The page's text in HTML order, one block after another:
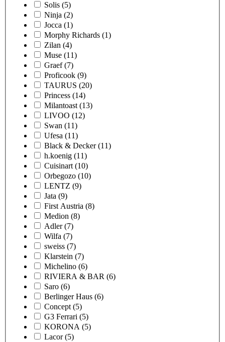
Solis (5)
Ninja (2)
Jocca (1)
Morphy Richards (1)
Zilan (4)
Muse (11)
Graef (7)
Proficook (9)
TAURUS (20)
Princess (14)
Milantoast (13)
LIVOO (12)
Swan (11)
Ufesa (11)
Black & Decker (11)
h.koenig (11)
Cuisinart (10)
Orbegozo (10)
LENTZ (9)
Jata (9)
First Austria (8)
Medion (8)
Adler (7)
Wilfa (7)
sweiss (7)
Klarstein (7)
Michelino (6)
RIVIERA & BAR (6)
Saro (6)
Berlinger Haus (6)
Concept (5)
G3 Ferrari (5)
KORONA (5)
Lacor (5)